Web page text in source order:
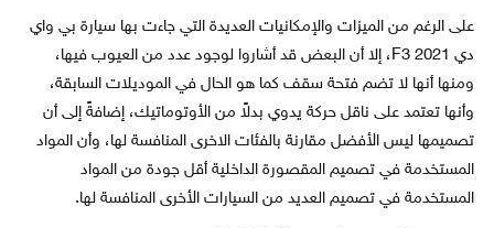
على الرغم من الميزات والإمكانيات العديدة التي جاءت بها سيارة بي واي
دي F3 2021، إلا أن البعض قد أشاروا لوجود عدد من العيوب فيها،
ومنها أنها لا تضم فتحة سقف كما هو الحال في الموديلات السابقة،
وأنها تعتمد على ناقل حركة يدوي بدلاً من الأوتوماتيك، إضافةً إلى أن
تصميمها ليس الأفضل مقارنة بالفئات الاخرى المنافسة لها، وأن المواد
المستخدمة في تصميم المقصورة الداخلية أقل جودة من المواد
المستخدمة في تصميم العديد من السيارات الأخرى المنافسة لها.